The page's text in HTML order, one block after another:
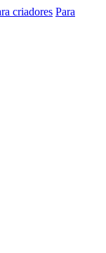
criadores Para